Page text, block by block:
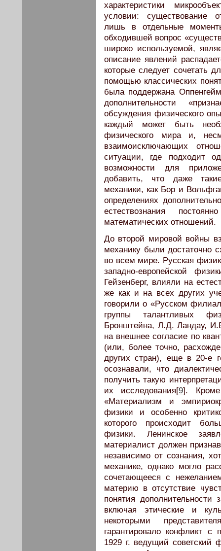
характеристики
условии: существование
лишь в отдельные
обходившей вопрос
широко используемой,
описание явлений
которые следует сочетать
помощью классических
была поддержана
дополнительности
обсуждения физического
каждый может быть
физического мира и,
взаимоисключающих
ситуации, где подходит
возможности для
добавить, что даже
механики, как Бор и
определениях
естествознания
математических отношений.
До второй мировой войны
механику были достаточно
во всем мире. Русская
западно-европейской
Гейзенберг, влияли на
же как и на всех других
говорили о «Русском
группы талантливых
Бронштейна, Л.Д. Ландау,
на внешнее согласие по
(или, более точно,
других стран), еще в 20-е
осознавали, что
получить такую
их исследования[9]. Кроме
«Материализм и
физики и особенно
которого происходит
физики. Ленинское
материалист должен
независимо от сознания,
механике, однако могло
сочетающееся с
материю в отсутствие
понятия
включая этические и
некоторыми
гарантировало конфликт с
1929 г. ведущий